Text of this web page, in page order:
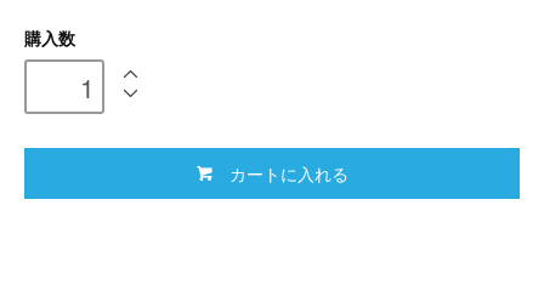
購入数
カートに入れる